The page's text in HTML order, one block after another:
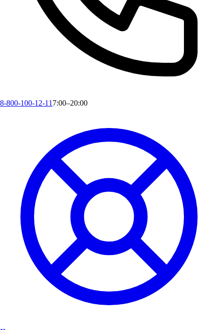
8-800-100-12-11 7:00–20:00